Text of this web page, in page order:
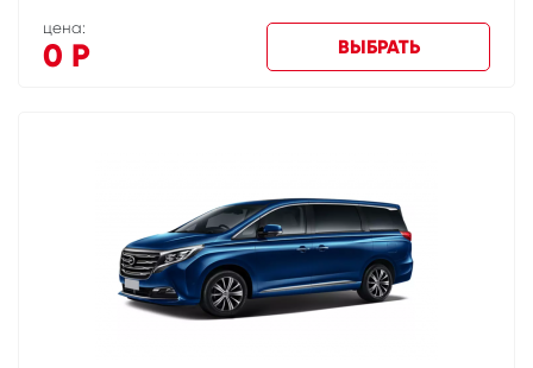
цена:
0 Р ВЫБРАТЬ